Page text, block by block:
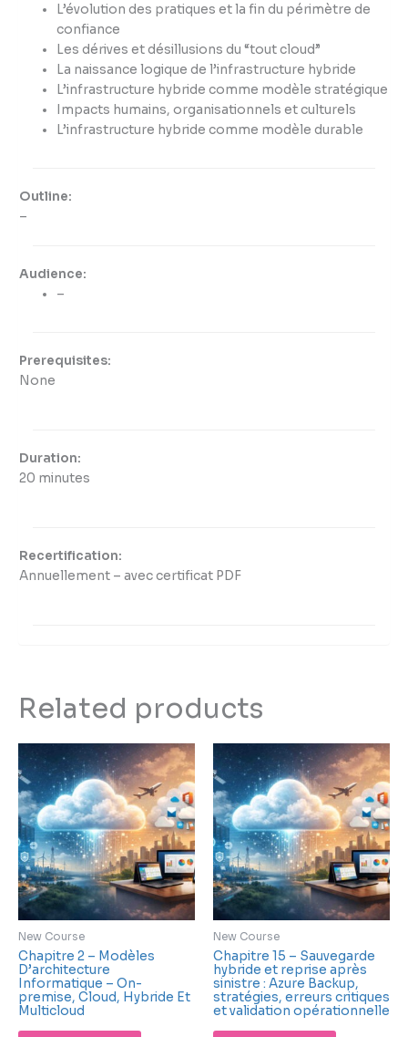
L’évolution des pratiques et la fin du périmètre de
confiance
Les dérives et désillusions du “tout cloud”
La naissance logique de l’infrastructure hybride
L’infrastructure hybride comme modèle stratégique
Impacts humains, organisationnels et culturels
L’infrastructure hybride comme modèle durable
Outline:
–
Audience:
–
Prerequisites:
None
Duration:
20 minutes
Recertification:
Annuellement – avec certificat PDF
Related products
New Course
Chapitre 2 – Modèles
D’architecture
Informatique – On-
premise, Cloud, Hybride Et
Multicloud
New Course
Chapitre 15 – Sauvegarde
hybride et reprise après
sinistre : Azure Backup,
stratégies, erreurs critiques
et validation opérationnelle